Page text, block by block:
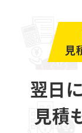
見
翌日
見積